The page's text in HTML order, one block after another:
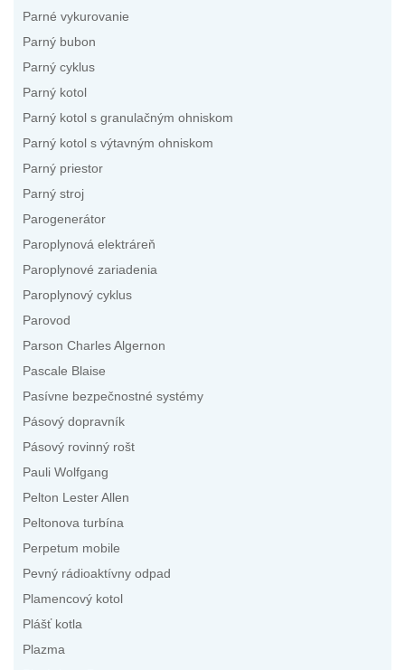
Parné vykurovanie
Parný bubon
Parný cyklus
Parný kotol
Parný kotol s granulačným ohniskom
Parný kotol s výtavným ohniskom
Parný priestor
Parný stroj
Parogenerátor
Paroplynová elektráreň
Paroplynové zariadenia
Paroplynový cyklus
Parovod
Parson Charles Algernon
Pascale Blaise
Pasívne bezpečnostné systémy
Pásový dopravník
Pásový rovinný rošt
Pauli Wolfgang
Pelton Lester Allen
Peltonova turbína
Perpetum mobile
Pevný rádioaktívny odpad
Plamencový kotol
Plášť kotla
Plazma